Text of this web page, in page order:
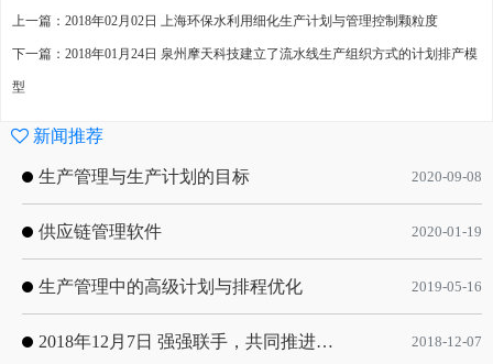
上一篇：2018年02月02日 上海环保水利用细化生产计划与管理控制颗粒度
下一篇：2018年01月24日 泉州摩天科技建立了流水线生产组织方式的计划排产模
型
新闻推荐
生产管理与生产计划的目标 2020-09-08
供应链管理软件 2020-01-19
生产管理中的高级计划与排程优化 2019-05-16
2018年12月7日 强强联手，共同推进电子器件领域APS应用典范 风华高科生产自动化工业互联网应用项目-APS项目启动会 2018-12-07